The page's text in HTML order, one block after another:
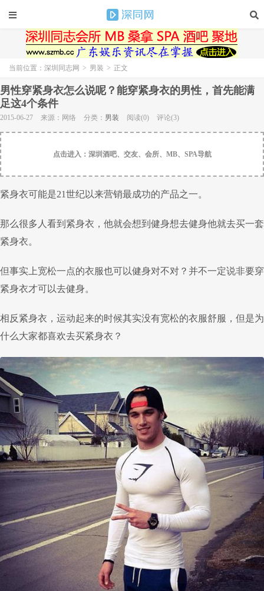
当前位置： 深圳同志网 > 男装 > 正文
男性穿紧身衣怎么说呢？能穿紧身衣的男性，首先能满
足这4个条件
2015-06-27 来源：网络 分类： 男装 阅读(0) 评论(3)
点击进入：深圳酒吧、交友、会所、MB、SPA导航
紧身衣可能是21世纪以来营销最成功的产品之一。
那么很多人看到紧身衣，他就会想到健身想去健身他就去买一套
紧身衣。
但事实上宽松一点的衣服也可以健身对不对？并不一定说非要穿
紧身衣才可以去健身。
相反紧身衣，运动起来的时候其实没有宽松的衣服舒服，但是为
什么大家都喜欢去买紧身衣？